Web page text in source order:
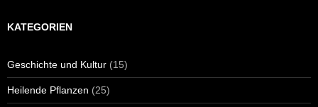
KATEGORIEN
Geschichte und Kultur (15)
Heilende Pflanzen (25)